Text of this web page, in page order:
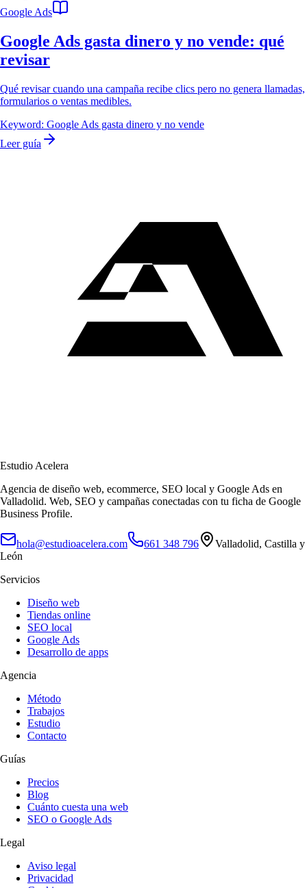
Google Ads
Google Ads gasta dinero y no vende: qué
revisar
Qué revisar cuando una campaña recibe clics pero no genera llamadas,
formularios o ventas medibles.
Keyword: Google Ads gasta dinero y no vende
Leer guía
Estudio Acelera
Agencia de diseño web, ecommerce, SEO local y Google Ads en
Valladolid. Web, SEO y campañas conectadas con tu ficha de Google
Business Profile.
hola@estudioacelera.com 661 348 796 Valladolid, Castilla y
León
Servicios
Diseño web
Tiendas online
SEO local
Google Ads
Desarrollo de apps
Agencia
Método
Trabajos
Estudio
Contacto
Guías
Precios
Blog
Cuánto cuesta una web
SEO o Google Ads
Legal
Aviso legal
Privacidad